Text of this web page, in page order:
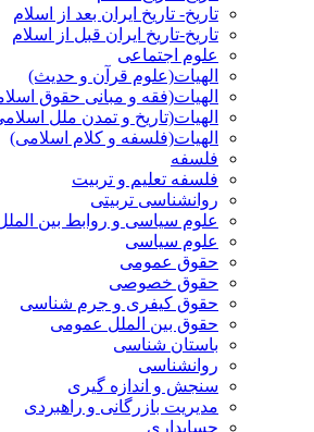
تاریخ- تاریخ ایران بعد از اسلام
تاریخ-تاریخ ایران قبل از اسلام
علوم اجتماعی
الهیات(علوم قرآن و حدیث)
الهیات(فقه و مبانی حقوق
الهیات(تاریخ و تمدن ملل
الهیات(فلسفه و کلام اسلامی)
فلسفه
فلسفه تعلیم و تربیت
روانشناسی تربیتی
علوم سیاسی و روابط بین
علوم سیاسی
حقوق عمومی
حقوق خصوصی
حقوق کیفری و جرم شناسی
حقوق بین الملل عمومی
باستان شناسی
روانشناسی
سنجش و اندازه گیری
مدیریت بازرگانی و راهبردی
حسابداری